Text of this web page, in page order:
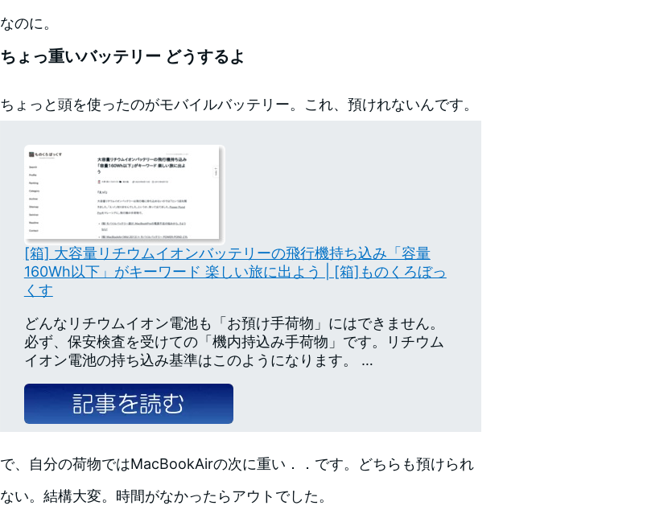
なのに。
ちょっ重いバッテリー どうするよ
ちょっと頭を使ったのがモバイルバッテリー。これ、預けれないんです。
[箱] 大容量リチウムイオンバッテリーの飛行機持ち込み「容量
160Wh以下」がキーワード 楽しい旅に出よう | [箱]ものくろぼっ
くす
どんなリチウムイオン電池も「お預け手荷物」にはできません。
必ず、保安検査を受けての「機内持込み手荷物」です。リチウム
イオン電池の持ち込み基準はこのようになります。 …
で、自分の荷物ではMacBookAirの次に重い．．です。どちらも預けられ
ない。結構大変。時間がなかったらアウトでした。